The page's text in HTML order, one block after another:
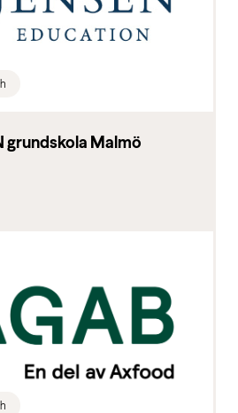
grundskola Malmö